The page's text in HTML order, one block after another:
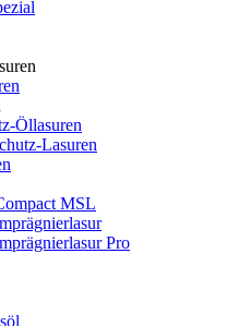
Öllasuren
Lasuren
MSL
Pro